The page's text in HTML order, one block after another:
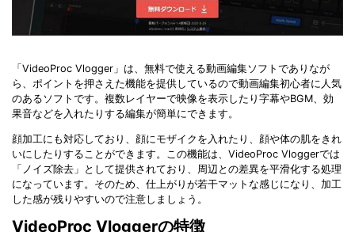
「VideoProc Vlogger」は、無料で使える動画編集ソフトでありなが
ら、ポイントを押さえた機能を提供しているので動画編集初心者に人気
のあるソフトです。複数レイヤーで映像を表示したり字幕やBGM、効
果音などを入れたりする編集が簡単にできます。
顔加工にも対応しており、顔にモザイクを入れたり、顔や体の肌をきれ
いにしたりすることができます。この機能は、VideoProc Vloggerでは
「ノイズ除去」として提供されており、周辺との差異を平滑化する処理
になっています。そのため、仕上がりが若干マットな感じになり、加工
した感が残りやすいので注意しましょう。
VideoProc Vloggerの特徴